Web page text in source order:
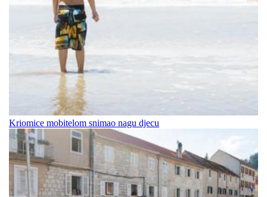
Kriomice mobitelom snimao nagu djecu